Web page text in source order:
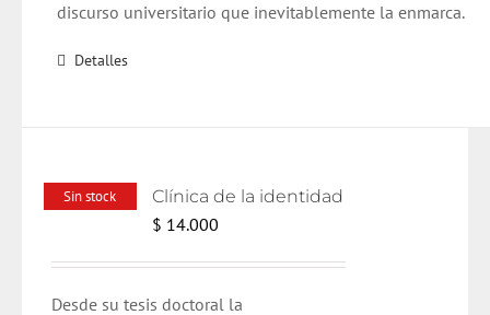
discurso universitario que inevitablemente la enmarca.
Detalles
Sin stock Clínica de la identidad
$ 14.000
Desde su tesis doctoral la